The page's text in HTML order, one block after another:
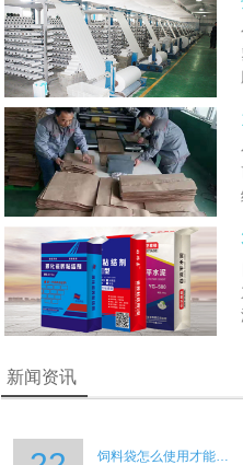
新闻资讯
饲料袋怎么使用才能避免饲料受潮？